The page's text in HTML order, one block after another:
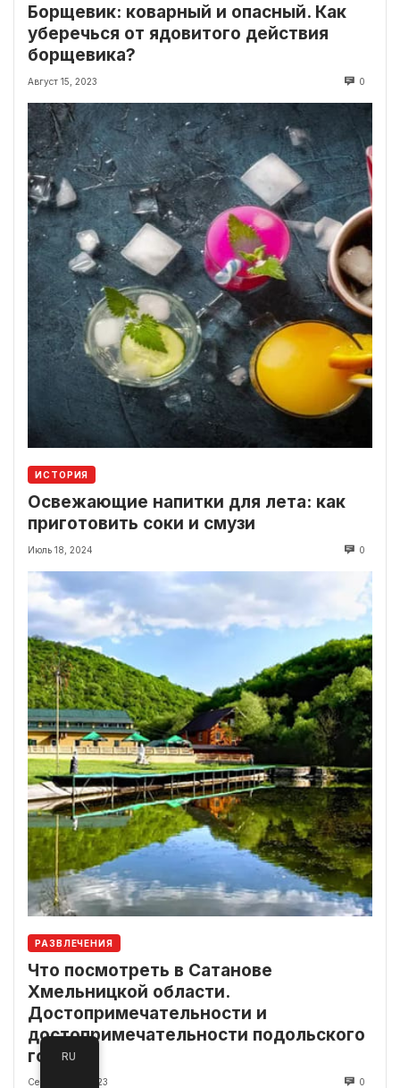
Борщевик: коварный и опасный. Как
уберечься от ядовитого действия
борщевика?
Август 15, 2023 0
ИСТОРИЯ
Освежающие напитки для лета: как
приготовить соки и смузи
Июль 18, 2024 0
РАЗВЛЕЧЕНИЯ
Что посмотреть в Сатанове
Хмельницкой области.
Достопримечательности и
достопримечательности подольского
города
Сентябрь 27, 2023 0
RU